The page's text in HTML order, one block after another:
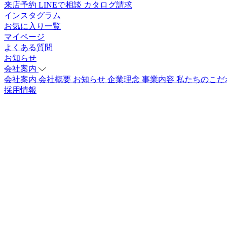
来店予約 LINEで相談 カタログ請求
インスタグラム
お気に入り一覧
マイページ
よくある質問
お知らせ
会社案内
会社案内 会社概要 お知らせ 企業理念 事業内容 私たちのこだ
採用情報